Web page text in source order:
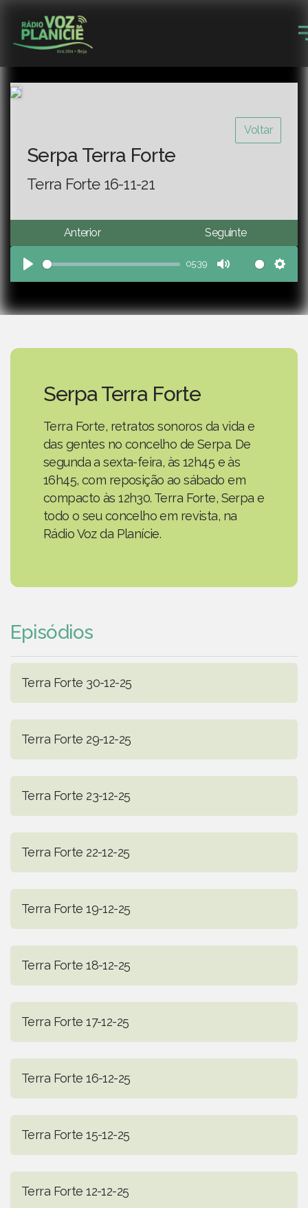
Voltar
Serpa Terra Forte
Terra Forte 16-11-21
Anterior Seguinte
Play
05:39
Mute
Serpa Terra Forte
Terra Forte, retratos sonoros da vida e
das gentes no concelho de Serpa. De
segunda a sexta-feira, às 12h45 e às
16h45, com reposição ao sábado em
compacto às 12h30. Terra Forte, Serpa e
todo o seu concelho em revista, na
Rádio Voz da Planície.
Episódios
Terra Forte 30-12-25
Terra Forte 29-12-25
Terra Forte 23-12-25
Terra Forte 22-12-25
Terra Forte 19-12-25
Terra Forte 18-12-25
Terra Forte 17-12-25
Terra Forte 16-12-25
Terra Forte 15-12-25
Terra Forte 12-12-25